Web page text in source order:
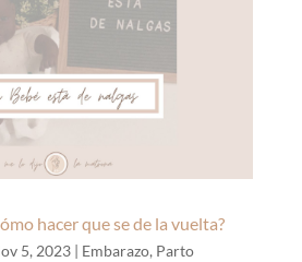
hacer que se de la vuelta?
5, 2023| Embarazo, Parto